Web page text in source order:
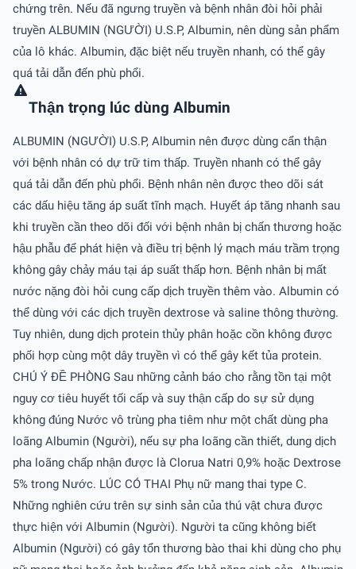
chứng trên. Nếu đã ngưng truyền và bệnh nhân đòi hỏi phải
truyền ALBUMIN (NGƯỜI) U.S.P, Albumin, nên dùng sản phẩm
của lô khác. Albumin, đặc biệt nếu truyền nhanh, có thể gây
quá tải dẫn đến phù phổi.
Thận trọng lúc dùng Albumin
ALBUMIN (NGƯỜI) U.S.P, Albumin nên được dùng cẩn thận
với bệnh nhân có dự trữ tim thấp. Truyền nhanh có thể gây
quá tải dẫn đến phù phổi. Bệnh nhân nên được theo dõi sát
các dấu hiệu tăng áp suất tĩnh mạch. Huyết áp tăng nhanh sau
khi truyền cần theo dõi đối với bệnh nhân bị chấn thương hoặc
hậu phẫu để phát hiện và điều trị bệnh lý mạch máu trầm trọng
không gây chảy máu tại áp suất thấp hơn. Bệnh nhân bị mất
nước nặng đòi hỏi cung cấp dịch truyền thêm vào. Albumin có
thể dùng với các dịch truyền dextrose và saline thông thường.
Tuy nhiên, dung dịch protein thủy phân hoặc cồn không được
phối hợp cùng một dây truyền vì có thể gây kết tủa protein.
CHÚ Ý ÐỀ PHÒNG Sau những cảnh báo cho rằng tồn tại một
nguy cơ tiêu huyết tối cấp và suy thận cấp do sự sử dụng
không đúng Nước vô trùng pha tiêm như một chất dùng pha
loãng Albumin (Người), nếu sự pha loãng cần thiết, dung dịch
pha loãng chấp nhận được là Clorua Natri 0,9% hoặc Dextrose
5% trong Nước. LÚC CÓ THAI Phụ nữ mang thai type C.
Những nghiên cứu trên sự sinh sản của thú vật chưa được
thực hiện với Albumin (Người). Người ta cũng không biết
Albumin (Người) có gây tổn thương bào thai khi dùng cho phụ